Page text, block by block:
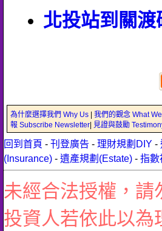
北投站到關
為什麼選擇我們 Why Us 我們的觀念 What
報 Subscribe Newsletter 見證與鼓勵
回到首頁 - 刊登廣告 - 理財規劃DIY -
(Insurance) - 遺產規劃(Estate) - 指數
未經合法授權，請
投資人若依此以為